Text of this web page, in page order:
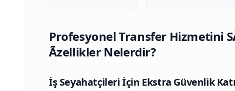
Profesyonel Transfer Hizmetini
Ãzellikler Nelerdir?
İş Seyahatçileri İçin Ekstra Güvenlik